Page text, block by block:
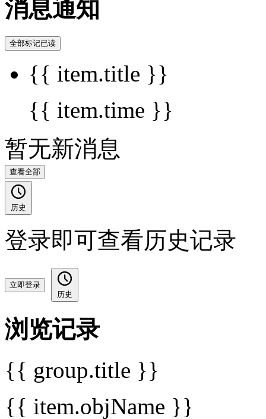
消息通知
全部标记已读
{{ item.title }}
{{ item.time }}
暂无新消息
查看全部
历史
登录即可查看历史记录
立即登录
历史
浏览记录
{{ group.title }}
{{ item.objName }}